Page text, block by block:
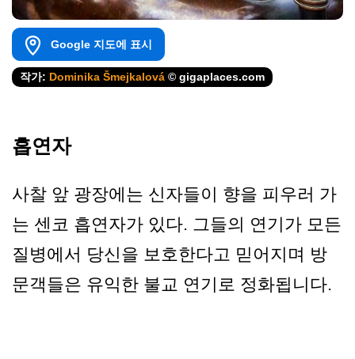
Google 지도에 표시
작가: Dominika Šmejkalová © gigaplaces.com
흡연자
사찰 앞 광장에는 신자들이 향을 피우러 가
는 센코 흡연자가 있다. 그들의 연기가 모든
질병에서 당신을 보호한다고 믿어지며 방
문객들은 유익한 불교 연기로 정화됩니다.